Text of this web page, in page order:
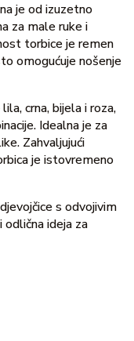
je od izuzetno
za male ruke i
torbice je remen
omogućuje nošenje
crna, bijela i roza,
Idealna je za
Zahvaljujući
je istovremeno
s odvojivim
ideja za